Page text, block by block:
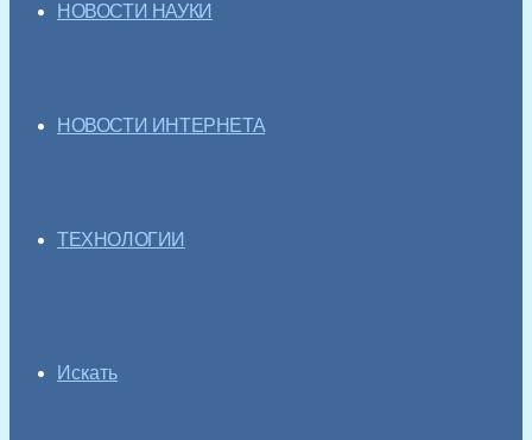
НОВОСТИ НАУКИ
НОВОСТИ ИНТЕРНЕТА
ТЕХНОЛОГИИ
Искать